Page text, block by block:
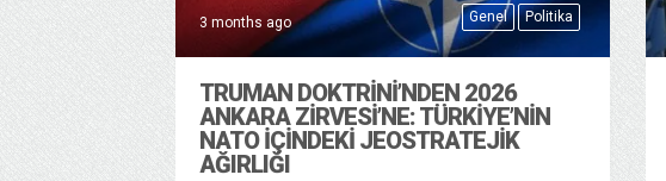
Genel Politika
3 months ago
TRUMAN DOKTRINI’NDEN 2026
ANKARA ZIRVESI’NE: TÜRKIYE’NIN
NATO İÇINDEKI JEOSTRATEJIK
AĞIRLIĞI